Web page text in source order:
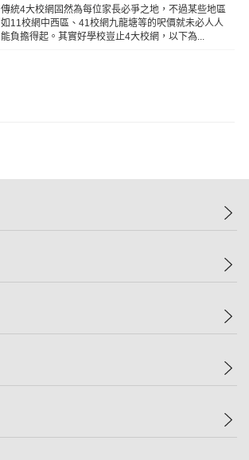
傳統4大校網固然為每位家長必爭之地，不過某些地區
如11校網中西區、41校網九龍塘等的呎價就未必人人
能負擔得起。其實好學校豈止4大校網，以下為...